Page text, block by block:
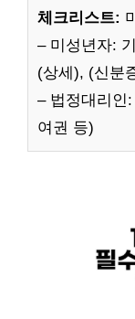
체크리스트:
– 미성년자:
(상세), (신분
– 법정대리인
여권 등)